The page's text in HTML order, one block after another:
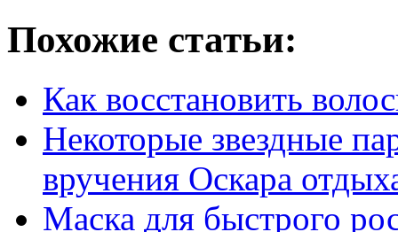
Похожие статьи:
Как восстановить
Некоторые звездные
вручения Оскара
Маска для быстрого